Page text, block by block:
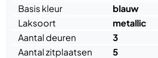
Basis kleur
blauw
Laksoort
metallic
Aantal deuren
3
Aantal zitplaatsen
5